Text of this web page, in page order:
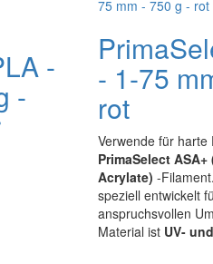
-
- - 1-75
rot
Verwende für harte
PrimaSelect
Acrylate) -Filament.
speziell entwickelt
anspruchsvollen
Material ist UV-